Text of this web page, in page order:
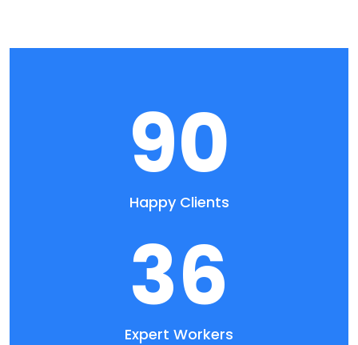
90
Happy Clients
36
Expert Workers